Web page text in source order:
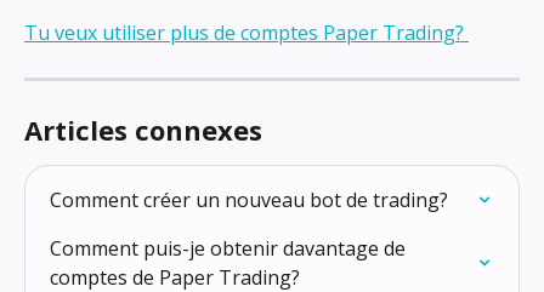
Tu veux utiliser plus de comptes Paper Trading?
Articles connexes
Comment créer un nouveau bot de trading?
Comment puis-je obtenir davantage de
comptes de Paper Trading?